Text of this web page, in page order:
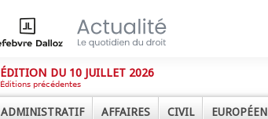
ÉDITION DU 10 JUILLET 2026
Éditions précédentes
ADMINISTRATIF AFFAIRES CIVIL EUROPÉEN